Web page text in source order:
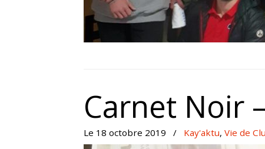
Carnet Noir
Le 18 octobre 2019 / Kay'aktu, Vie de